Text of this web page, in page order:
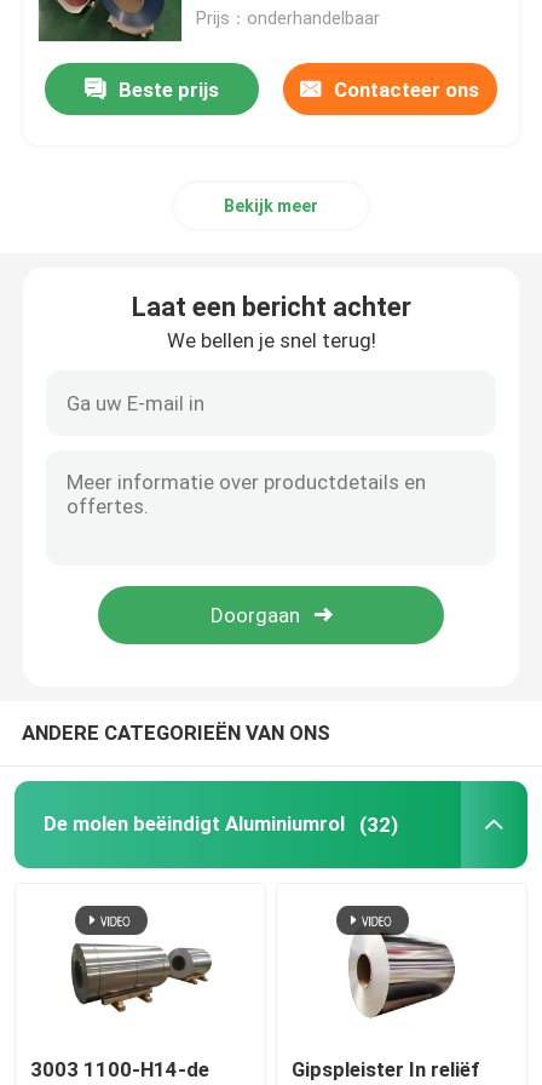
Het Blad van de aluminiumlegering
Zuivere Aluminiumbaar
Stevige Aluminiumstaaf
Aluminiumfolie rol
Prijs：onderhandelbaar
Beste prijs Contacteer ons
Bekijk meer
Laat een bericht achter
We bellen je snel terug!
ANDERE CATEGORIEËN VAN ONS
De molen beëindigt Aluminiumrol (32)
3003 1100-H14-de
Gipspleister In reliëf